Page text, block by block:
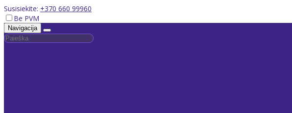
Susisiekite: +370 660 99960
Be PVM
Navigacija